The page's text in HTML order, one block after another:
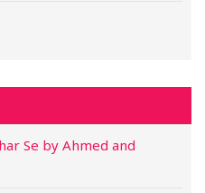
Se by Ahmed and